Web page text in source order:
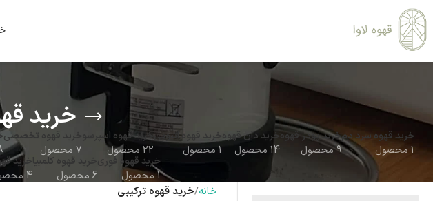
خرید
خرید قهوه سرد دم
1 محصول
خرید پودر قهوه
9 محصول
خرید دان قهوه
14 محصول
خرید قهوه اتیوپی
1 محصول
خرید قهوه اسپرسو
22 محصول
خرید قهوه تخصصی
7 محصول
8
خرید قهوه فوری
1 محصول
خرید قهوه کلمبیا
6 محصول
خرید
4 محصول
خانه خرید قهوه ترکیبی